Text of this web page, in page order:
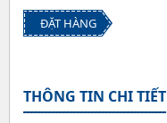
ĐẶT HÀNG
THÔNG TIN CHI TIẾT